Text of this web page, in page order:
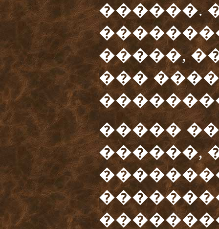
������.
�����,
���
�����
������,